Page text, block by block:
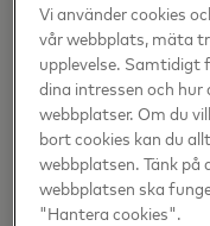
2021
2020
2019
Vi använder cookies
vår webbplats, mäta
upplevelse. Samtidigt
dina intressen och hur
webbplatser. Om du
bort cookies kan du
webbplatsen. Tänk
webbplatsen ska
"Hantera cookies".